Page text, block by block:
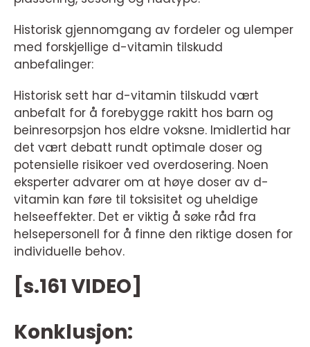
Historisk gjennomgang av fordeler og ulemper
med forskjellige d-vitamin tilskudd
anbefalinger:
Historisk sett har d-vitamin tilskudd vært
anbefalt for å forebygge rakitt hos barn og
beinresorpsjon hos eldre voksne. Imidlertid har
det vært debatt rundt optimale doser og
potensielle risikoer ved overdosering. Noen
eksperter advarer om at høye doser av d-
vitamin kan føre til toksisitet og uheldige
helseeffekter. Det er viktig å søke råd fra
helsepersonell for å finne den riktige dosen for
individuelle behov.
[s.161 VIDEO]
Konklusjon: